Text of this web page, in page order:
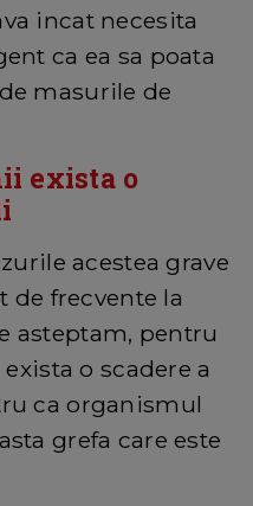
incat necesita
ca ea sa poata
masurile de
exista o
acestea grave
de frecvente la
asteptam, pentru
o scadere a
ca organismul
grefa care este